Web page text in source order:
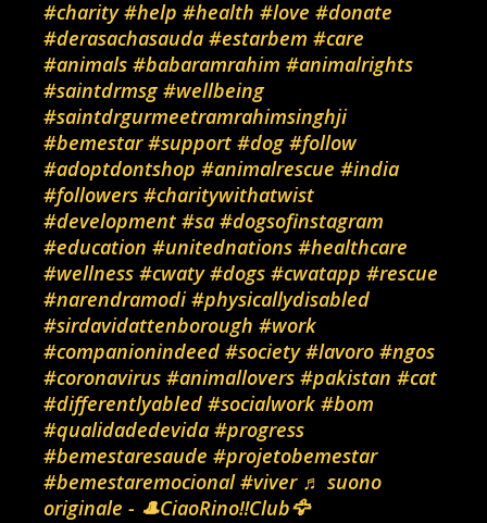
#charity #help #health #love #donate
#derasachasauda #estarbem #care
#animals #babaramrahim #animalrights
#saintdrmsg #wellbeing
#saintdrgurmeetramrahimsinghji
#bemestar #support #dog #follow
#adoptdontshop #animalrescue #india
#followers #charitywithatwist
#development #sa #dogsofinstagram
#education #unitednations #healthcare
#wellness #cwaty #dogs #cwatapp #rescue
#narendramodi #physicallydisabled
#sirdavidattenborough #work
#companionindeed #society #lavoro #ngos
#coronavirus #animallovers #pakistan #cat
#differentlyabled #socialwork #bom
#qualidadedevida #progress
#bemestaresaude #projetobemestar
#bemestaremocional #viver ♬ suono
originale - 🎩CiaoRino‼️Club🦅